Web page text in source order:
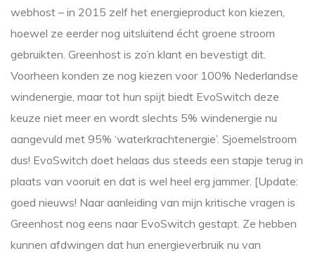
webhost – in 2015 zelf het energieproduct kon kiezen,
hoewel ze eerder nog uitsluitend écht groene stroom
gebruikten. Greenhost is zo’n klant en bevestigt dit.
Voorheen konden ze nog kiezen voor 100% Nederlandse
windenergie, maar tot hun spijt biedt EvoSwitch deze
keuze niet meer en wordt slechts 5% windenergie nu
aangevuld met 95% ‘waterkrachtenergie’. Sjoemelstroom
dus! EvoSwitch doet helaas dus steeds een stapje terug in
plaats van vooruit en dat is wel heel erg jammer. [Update:
goed nieuws! Naar aanleiding van mijn kritische vragen is
Greenhost nog eens naar EvoSwitch gestapt. Ze hebben
kunnen afdwingen dat hun energieverbruik nu van